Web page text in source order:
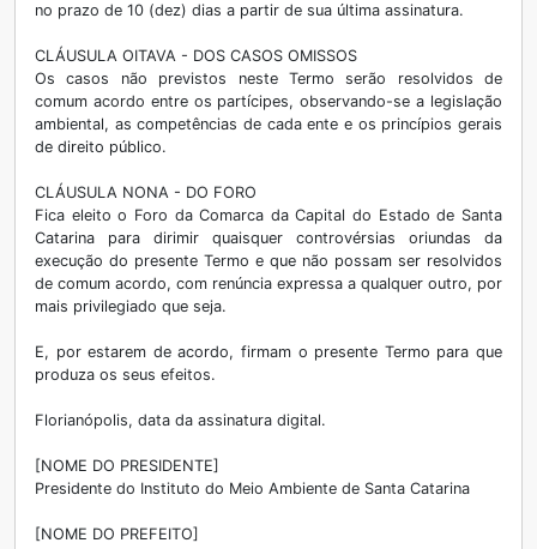
no prazo de 10 (dez) dias a partir de sua última assinatura.
CLÁUSULA OITAVA - DOS CASOS OMISSOS
Os casos não previstos neste Termo serão resolvidos de
comum acordo entre os partícipes, observando-se a legislação
ambiental, as competências de cada ente e os princípios gerais
de direito público.
CLÁUSULA NONA - DO FORO
Fica eleito o Foro da Comarca da Capital do Estado de Santa
Catarina para dirimir quaisquer controvérsias oriundas da
execução do presente Termo e que não possam ser resolvidos
de comum acordo, com renúncia expressa a qualquer outro, por
mais privilegiado que seja.
E, por estarem de acordo, firmam o presente Termo para que
produza os seus efeitos.
Florianópolis, data da assinatura digital.
[NOME DO PRESIDENTE]
Presidente do Instituto do Meio Ambiente de Santa Catarina
[NOME DO PREFEITO]